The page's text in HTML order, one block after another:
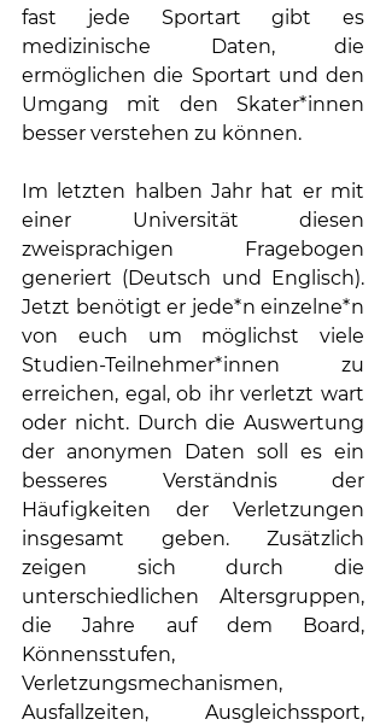
fast jede Sportart gibt es
medizinische Daten, die
ermöglichen die Sportart und den
Umgang mit den Skater*innen
besser verstehen zu können.
Im letzten halben Jahr hat er mit
einer Universität diesen
zweisprachigen Fragebogen
generiert (Deutsch und Englisch).
Jetzt benötigt er jede*n einzelne*n
von euch um möglichst viele
Studien-Teilnehmer*innen zu
erreichen, egal, ob ihr verletzt wart
oder nicht. Durch die Auswertung
der anonymen Daten soll es ein
besseres Verständnis der
Häufigkeiten der Verletzungen
insgesamt geben. Zusätzlich
zeigen sich durch die
unterschiedlichen Altersgruppen,
die Jahre auf dem Board,
Könnensstufen,
Verletzungsmechanismen,
Ausfallzeiten, Ausgleichssport,